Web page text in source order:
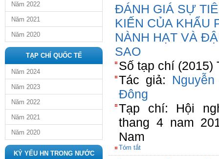
Năm 2022
Năm 2021
Năm 2020
TẠP CHÍ QUỐC TẾ
Năm 2024
Năm 2023
Năm 2022
Năm 2021
Năm 2020
KỶ YẾU HN TRONG NƯỚC
ĐÁNH GIÁ SỰ
KIẾN CỦA KHẨU
NÀNH HẠT VÀ
SAO
Số tạp chí (2015)
Tác giả:
Đông
Tạp chí: Hội
thang 4 nam
Nam
Tóm tắt